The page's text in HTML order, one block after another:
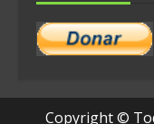
Copyright ©